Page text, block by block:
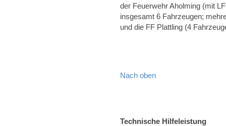
der Feuerwehr Aholming (mit
insgesamt 6 Fahrzeugen;
und die FF Plattling (4
Nach oben
Technische Hilfeleistung